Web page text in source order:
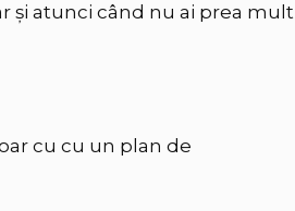
și atunci când nu ai prea mult
cu cu un plan de